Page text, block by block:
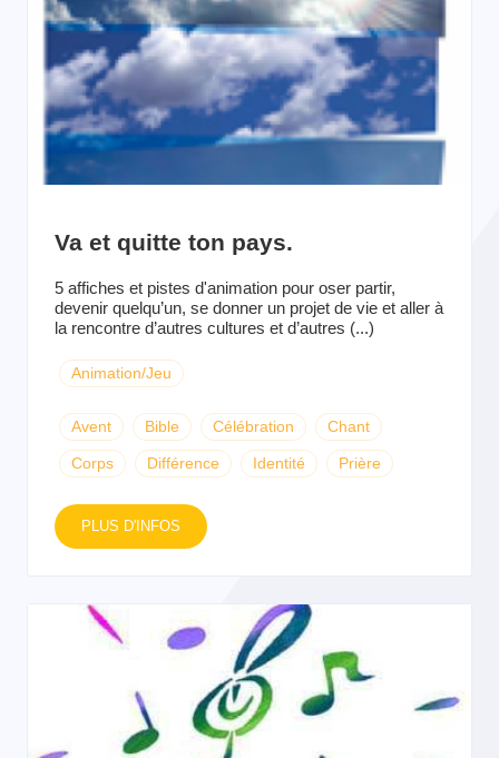
Va et quitte ton pays.
5 affiches et pistes d'animation pour oser partir,
devenir quelqu’un, se donner un projet de vie et aller à
la rencontre d’autres cultures et d’autres (...)
Animation/Jeu
Avent Bible Célébration Chant
Corps Différence Identité Prière
PLUS D'INFOS